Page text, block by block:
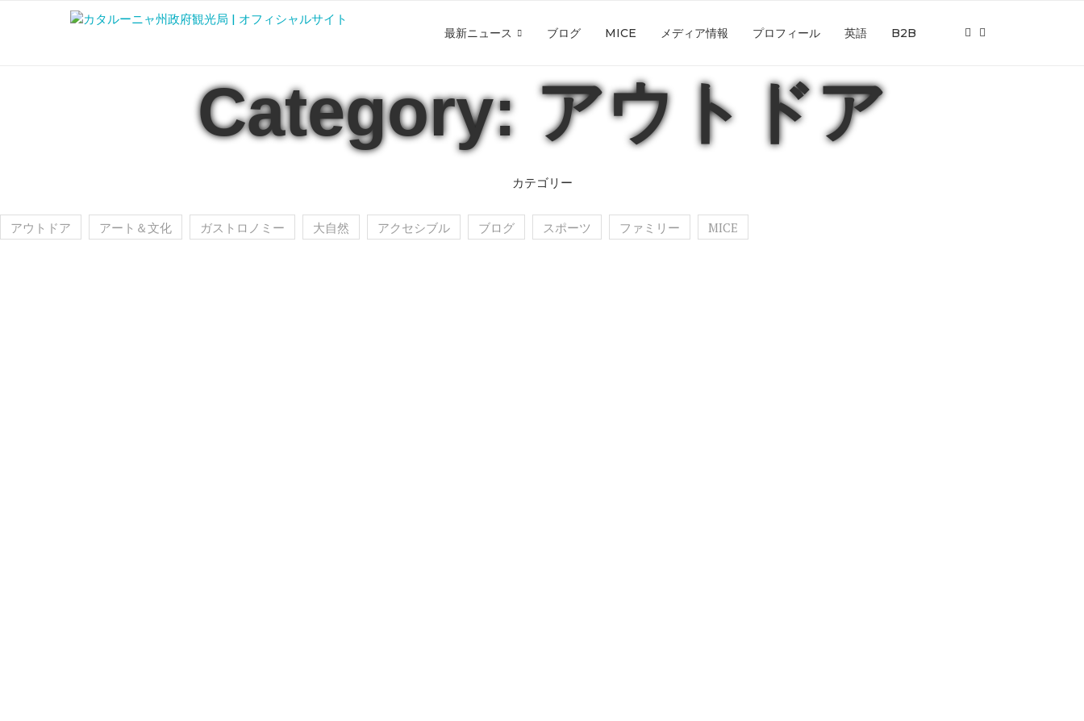
最新ニュース ブログ MICE メディア情報 プロフィール 英語 B2B
Category: アウトドア
カテゴリー
アウトドア アート＆文化 ガストロノミー 大自然 アクセシブル ブログ スポーツ ファミリー MICE